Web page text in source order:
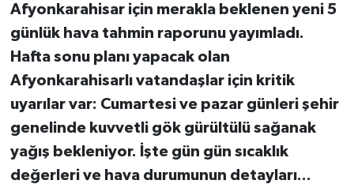
Afyonkarahisar için merakla beklenen yeni 5
günlük hava tahmin raporunu yayımladı.
Hafta sonu planı yapacak olan
Afyonkarahisarlı vatandaşlar için kritik
uyarılar var: Cumartesi ve pazar günleri şehir
genelinde kuvvetli gök gürültülü sağanak
yağış bekleniyor. İşte gün gün sıcaklık
değerleri ve hava durumunun detayları...